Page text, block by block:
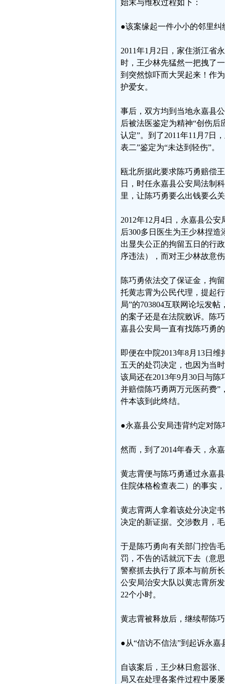
始末与维权过程如下：
●该案缘起一件小小的邻里纠
2011年1月2日，家住浙江省
时，王少林先猛然一把拽了
到突然惊吓而大哭起来！作
护爱女。
事后，双方均到当地永嘉县
后被法医鉴定为精神“创伤后
认定”。到了2011年11月7日
表二”鉴定为“未达到轻伤”。
瓯北所据此要求陈巧勇赔偿
日，时任永嘉县公安局法制
里，让陈巧勇要么出钱要么
2012年12月4日，永嘉县公
后300多日医生为王少林捏
出显失公正的拘留五日的行
序违法），而对王少林故意
陈巧勇依法交了保证金，拘
托黄志霄为公民代理，提起
局”的703804互联网论坛发
的案子还是在法院败诉。陈
嘉县公安局一直有找陈巧勇
即便在中院2013年8月13日
五天的处罚决定，也因为当
该局还在2013年9月30日与
并赔偿陈巧勇两万元医药费”
件本该到此终结。
●永嘉县公安局违背约定对陈
然而，到了2014年春天，永
黄志霄便与陈巧勇通过永嘉
住院体格检查表二）的事实
黄志霄两人拿着该处分决定
决定的新证据。交涉数月，
于是陈巧勇向有关部门控告
罚，不告的话就沉下去（意
警察抓去执行了原本与前所
公安局治安大队以黄志霄所
22个小时。
黄志霄被释放后，继续帮陈
●从“信访不信法”到起诉永
自该案后，王少林日愈嚣张
局又在处理各案件过程中屡